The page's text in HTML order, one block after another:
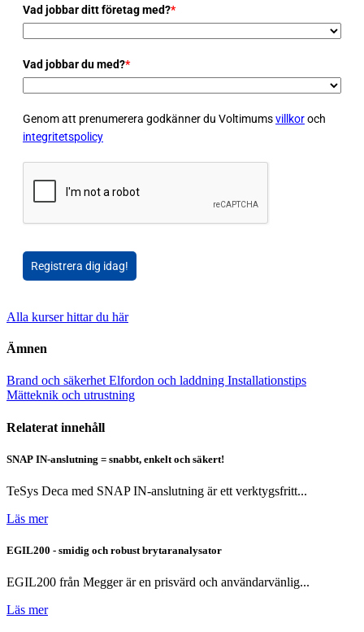
Vad jobbar ditt företag med?*
Vad jobbar du med?*
Genom att prenumerera godkänner du Voltimumsvillkoroch
integritetspolicy
Registrera dig idag!
Alla kurser hittar du här
Ämnen
Brand och säkerhet Elfordon och laddning Installationstips
Mätteknik och utrustning
Relaterat innehåll
SNAP IN-anslutning = snabbt, enkelt och säkert!
TeSys Deca med SNAP IN-anslutning är ett verktygsfritt...
Läs mer
EGIL200 - smidig och robust brytaranalysator
EGIL200 från Megger är en prisvärd och användarvänlig...
Läs mer